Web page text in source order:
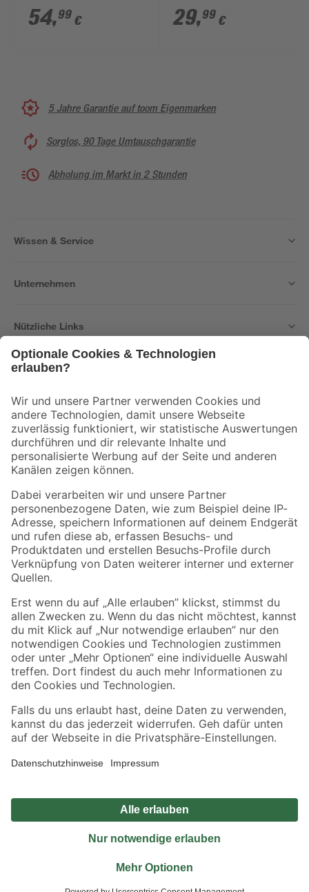
54,99 € 29,99 €
5 Jahre Garantie auf toom Eigenmarken
Sorglos, 90 Tage Umtauschgarantie
Abholung im Markt in 2 Stunden
Wissen & Service
Unternehmen
Nützliche Links
Der toom Newsletter: Keine Angebote und Aktionen mehr verpassen!
Zur Newsletter Anmeldung
Folge uns
Zahlungsarten Versandarten
Sicher einkaufen
Jetzt die toom-App herunterladen
Alle Preisangaben in EUR inkl. gesetzl. MwSt.. Die dargestellten Angebote sind unter
Umständen nicht in allen Märkten verfügbar. Die angegebenen Verfügbarkeiten beziehen
Produkte nur solange der Vorrat reicht.
*Paketversand ab 59 € versandkostenfrei, gilt nicht für Artikel mit Speditionsversand, hier
Privatsphäre Impressum
Nutzungsbedingungen
Widerrufsrecht
Vertrag widerrufen
© 2026 toom Baumarkt GmbH